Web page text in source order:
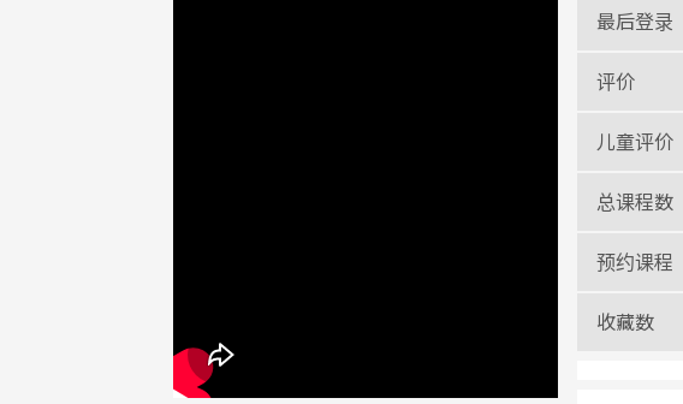
最后登录
评价
儿童评价
总课程数
预约课程
收藏数